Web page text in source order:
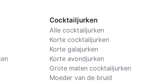
Cocktailjurken
Alle cocktailjurken
Korte cocktailjurken
Korte galajurken
Korte avondjurken
Grote maten cocktailjurken
Moeder van de bruid